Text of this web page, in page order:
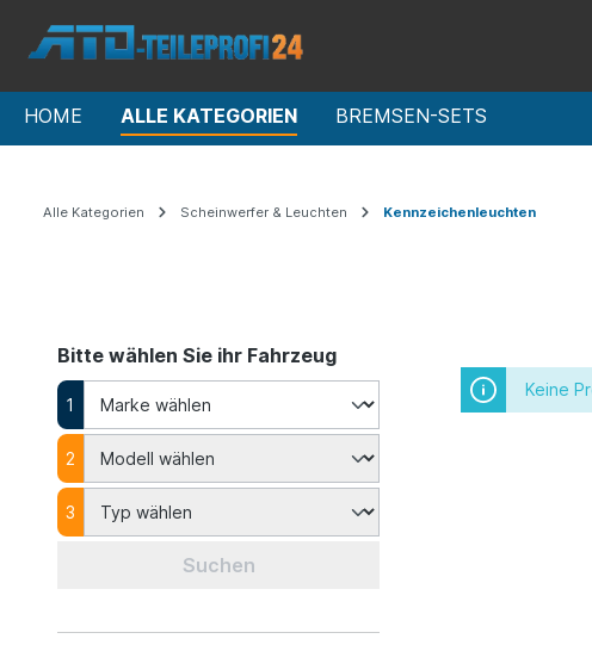
HOME ALLE KATEGORIEN BREMSEN-SETS
Alle Kategorien Scheinwerfer & Leuchten Kennzeichenleuchten
Bitte wählen Sie ihr Fahrzeug
1
2
3
Suchen
Keine